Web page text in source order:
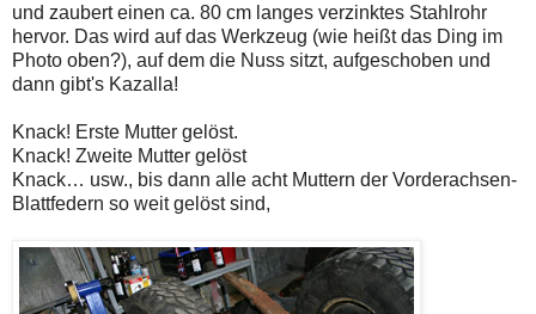
und zaubert einen ca. 80 cm langes verzinktes Stahlrohr
hervor. Das wird auf das Werkzeug (wie heißt das Ding im
Photo oben?), auf dem die Nuss sitzt, aufgeschoben und
dann gibt's Kazalla!
Knack! Erste Mutter gelöst.
Knack! Zweite Mutter gelöst
Knack… usw., bis dann alle acht Muttern der Vorderachsen-
Blattfedern so weit gelöst sind,